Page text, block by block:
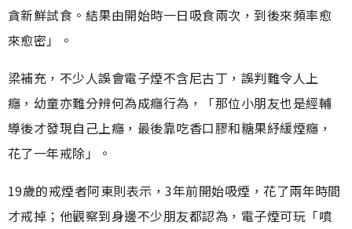
貪新鮮試食。結果由開始時一日吸食兩次，到後來頻率愈
來愈密」。
梁補充，不少人誤會電子煙不含尼古丁，誤判難令人上
癮，幼童亦難分辨何為成癮行為，「那位小朋友也是經輔
導後才發現自己上癮，最後靠吃香口膠和糖果紓緩煙癮，
花了一年戒除」。
19歲的戒煙者阿東則表示，3年前開始吸煙，花了兩年時間
才戒掉；他觀察到身邊不少朋友都認為，電子煙可玩「噴